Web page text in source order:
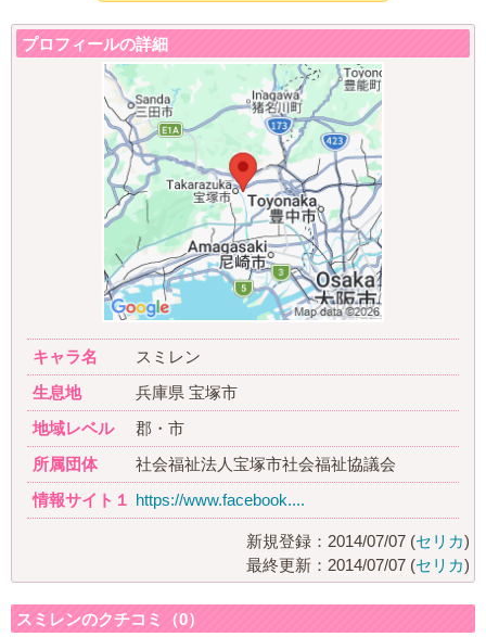
プロフィールの詳細
キャラ名
スミレン
生息地
兵庫県 宝塚市
地域レベル
郡・市
所属団体
社会福祉法人宝塚市社会福祉協議会
情報サイト１ https://www.facebook....
新規登録：2014/07/07 (セリカ)
最終更新：2014/07/07 (セリカ)
スミレンのクチコミ（0）